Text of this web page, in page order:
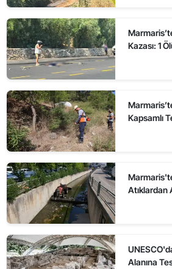
Kazası: 1
Kapsamlı
Atıklardan
Alanına